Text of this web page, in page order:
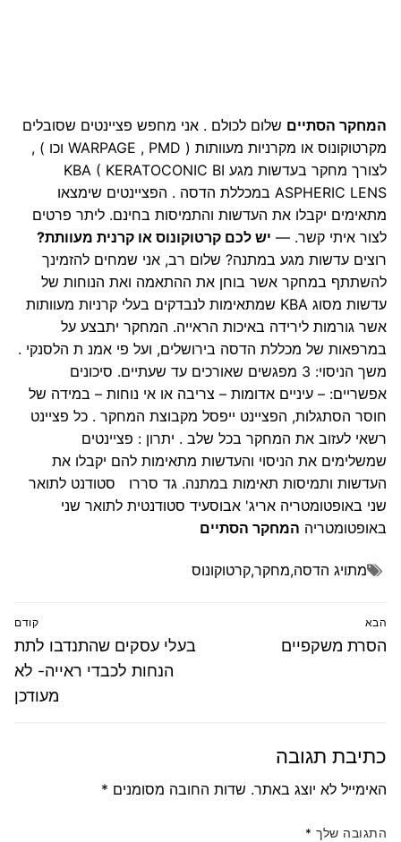
המחקר הסתיים שלום לכולם . אני מחפש פציינטים שסובלים
מקרטוקונוס או מקרניות מעוותות ( WARPAGE , PMD וכו ) ,
לצורך מחקר בעדשות מגע KBA ( KERATOCONIC BI
ASPHERIC LENS במכללת הדסה . הפציינטים שימצאו
מתאימים יקבלו את העדשות והתמיסות בחינם. ליתר פרטים
לצור איתי קשר. — יש לכם קרטוקונוס או קרנית מעוותת?
רוצים עדשות מגע במתנה? שלום רב, אני שמחים להזמינך
להשתתף במחקר אשר בוחן את ההתאמה ואת הנוחות של
עדשות מסוג KBA שמתאימות לנבדקים בעלי קרניות מעוותות
אשר גורמות לירידה באיכות הראייה. המחקר יתבצע על
במרפאות של מכללת הדסה בירושלים, ועל פי אמנ ת הלסנקי .
משך הניסוי: 3 מפגשים שאורכים עד שעתיים. סיכונים
אפשריים: – עיניים אדומות – צריבה או אי נוחות – במידה של
חוסר הסתגלות, הפציינט ייפסל מקבוצת המחקר . כל פציינט
רשאי לעזוב את המחקר בכל שלב . יתרון : פציינטים
שמשלימים את הניסוי והעדשות מתאימות להם יקבלו את
העדשות ותמיסות תאימות במתנה. גד סררו סטודנט לתואר
שני באופטומטריה אריג' אבוסעיד סטודנטית לתואר שני
באופטומטריה המחקר הסתיים
מתויג הדסה,מחקר,קרטוקונוס
ניווט קודם
פוסט
קודם:
בעלי עסקים שהתנדבו לתת
הנחות לכבדי ראייה- לא
מעודכן
הבא
הפוסט
הסרת משקפיים
כתיבת תגובה
האימייל לא יוצג באתר. שדות החובה מסומנים *
התגובה שלך *